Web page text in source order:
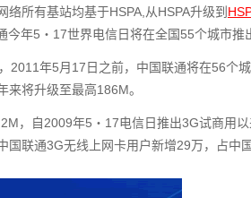
所有基站均基于HSPA,从HSPA升级到
年5・17世界电信日将在全国55个城市推
2011年5月17日之前，中国联通将在56个
将升级至最高186M。
，自2009年5・17电信日推出3G试商用
国联通3G无线上网卡用户新增29万，占中